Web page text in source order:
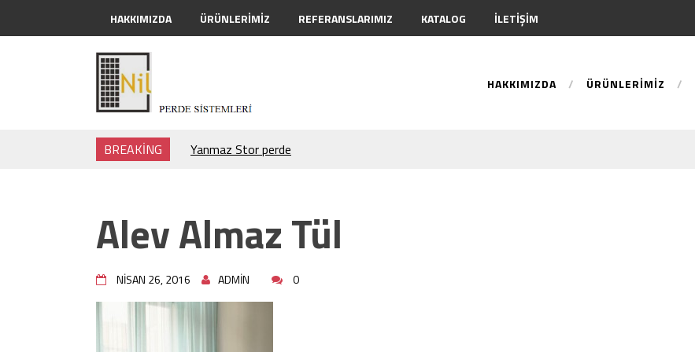
HAKKIMIZDA ÜRÜNLERIMIZ REFERANSLARIMIZ KATALOG İLETIŞIM
HAKKIMIZDA ÜRÜNLERIMIZ
BREAKING
Yanmaz Stor perde
Yanmaz Karartma Perdeler
Alev Almaz perdeler
Alev Almaz Tül
Alev Almaz Tül
NISAN 26, 2016 ADMIN 0